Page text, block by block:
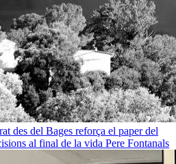
des del Bages reforça el paper del
al final de la vida Pere Fontanals